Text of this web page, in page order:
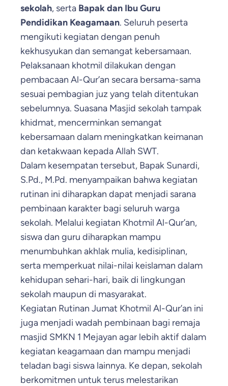
sekolah, serta Bapak dan Ibu Guru
Pendidikan Keagamaan. Seluruh peserta
mengikuti kegiatan dengan penuh
kekhusyukan dan semangat kebersamaan.
Pelaksanaan khotmil dilakukan dengan
pembacaan Al-Qur’an secara bersama-sama
sesuai pembagian juz yang telah ditentukan
sebelumnya. Suasana Masjid sekolah tampak
khidmat, mencerminkan semangat
kebersamaan dalam meningkatkan keimanan
dan ketakwaan kepada Allah SWT.
Dalam kesempatan tersebut, Bapak Sunardi,
S.Pd., M.Pd. menyampaikan bahwa kegiatan
rutinan ini diharapkan dapat menjadi sarana
pembinaan karakter bagi seluruh warga
sekolah. Melalui kegiatan Khotmil Al-Qur’an,
siswa dan guru diharapkan mampu
menumbuhkan akhlak mulia, kedisiplinan,
serta memperkuat nilai-nilai keislaman dalam
kehidupan sehari-hari, baik di lingkungan
sekolah maupun di masyarakat.
Kegiatan Rutinan Jumat Khotmil Al-Qur’an ini
juga menjadi wadah pembinaan bagi remaja
masjid SMKN 1 Mejayan agar lebih aktif dalam
kegiatan keagamaan dan mampu menjadi
teladan bagi siswa lainnya. Ke depan, sekolah
berkomitmen untuk terus melestarikan